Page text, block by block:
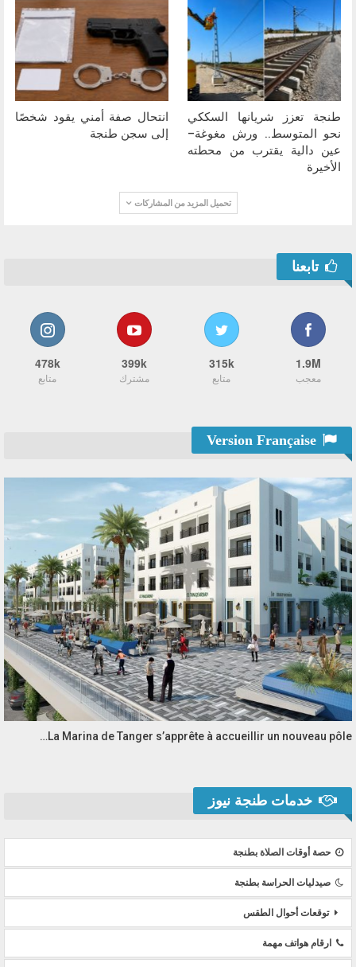
طنجة تعزز شريانها السككي
نحو المتوسط.. ورش مغوغة–
عين دالية يقترب من محطته
الأخيرة
انتحال صفة أمني يقود شخصًا
إلى سجن طنجة
تحميل المزيد من المشاركات
تابعنا
1.9M
معجب
315k
متابع
399k
مشترك
478k
متابع
La Marina de Tanger s’apprête à accueillir un nouveau pôle…
خدمات طنجة نيوز
حصة أوقات الصلاة بطنجة
صيدليات الحراسة بطنجة
توقعات أحوال الطقس
ارقام هواتف مهمة